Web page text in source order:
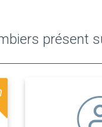
présent